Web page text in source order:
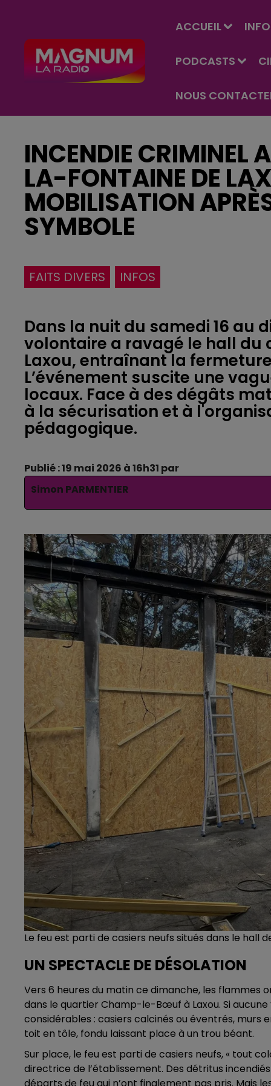
ACCUEIL
PODCASTS
NOUS
INCENDIE CRIMINEL
LA-FONTAINE DE
MOBILISATION
SYMBOLE
FAITS DIVERS INFOS
Dans la nuit du samedi 16 au
volontaire a ravagé le hall
Laxou, entraînant la
L’événement suscite une
locaux. Face à des dégâts
à la sécurisation et à
pédagogique.
Publié : 19 mai 2026 à 16h31 par
Simon PARMENTIER
Le feu est parti de casiers neufs situés dans le hall
UN SPECTACLE DE DÉSOLATION
Vers 6 heures du matin ce dimanche, les
dans le quartier Champ-le-Bœuf à Laxou. Si
considérables : casiers calcinés ou éventrés, murs
toit en tôle, fondu laissant place à un trou béant.
Sur place, le feu est parti de casiers neufs, « tout
directrice de l’établissement. Des détritus
départs de feu qui n’ont finalement pas pris. Mais